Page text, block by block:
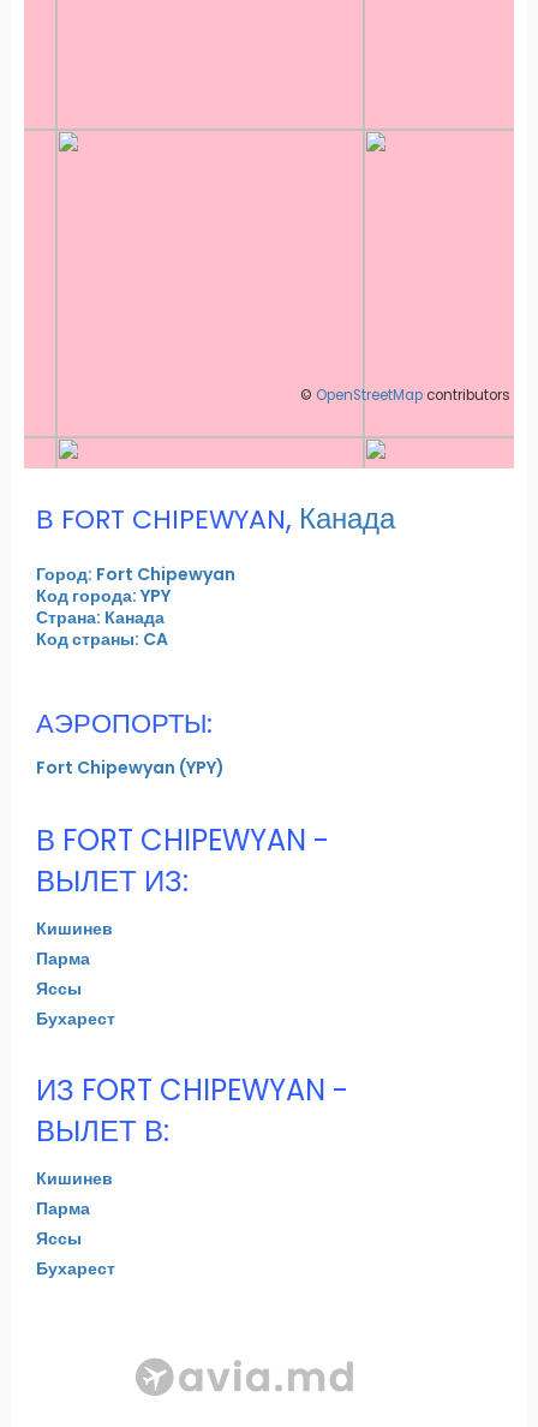
© OpenStreetMap contributors
В FORT CHIPEWYAN, Канада
Город: Fort Chipewyan
Код города: YPY
Страна: Канада
Код страны: CA
АЭРОПОРТЫ:
Fort Chipewyan (YPY)
В FORT CHIPEWYAN -
ВЫЛЕТ ИЗ:
Кишинев
Парма
Яссы
Бухарест
ИЗ FORT CHIPEWYAN -
ВЫЛЕТ В:
Кишинев
Парма
Яссы
Бухарест